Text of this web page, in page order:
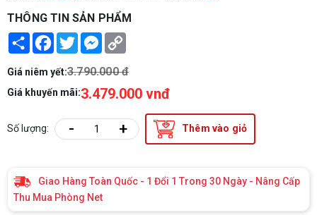
THÔNG TIN SẢN PHẨM
Share Facebook
TwitterMessenger
Giá niêm yết:3.790.000 đ
Giá khuyến mãi:3.479.000 vnđ
Số lượng: - + Thêm vào giỏ
Giao Hàng Toàn Quốc - 1 Đổi 1 Trong 30 Ngày - Nâng Cấp
Thu Mua Phòng Net